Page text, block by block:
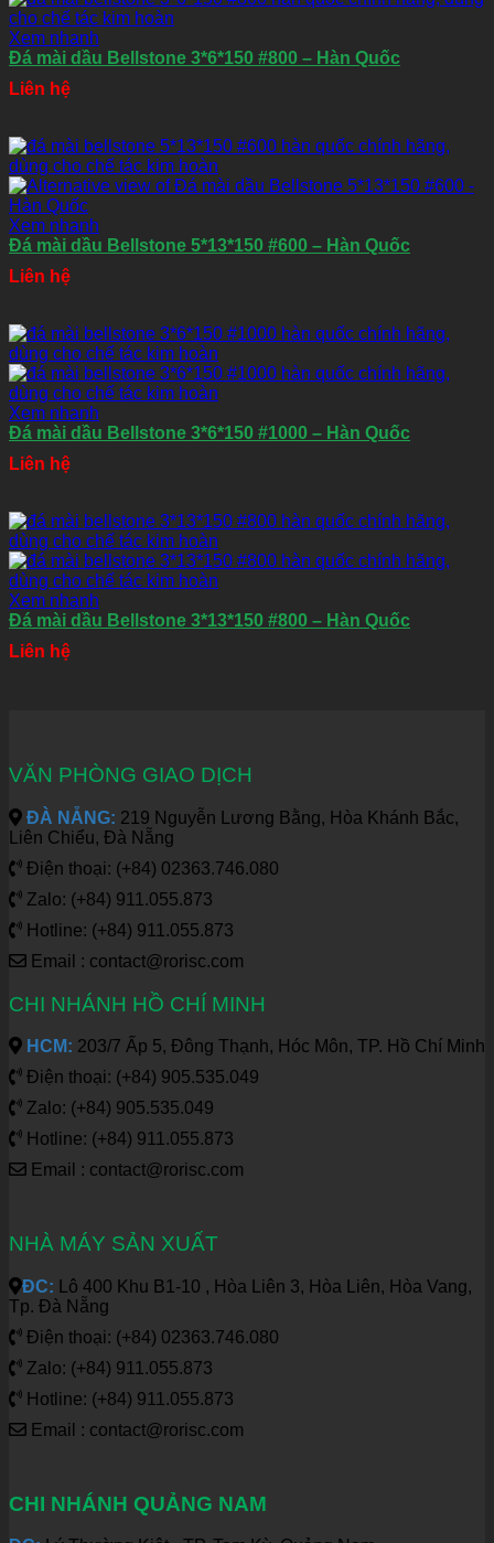
Xem nhanh
Đá mài dầu Bellstone 3*6*150 #800 – Hàn Quốc
Liên hệ
Xem nhanh
Đá mài dầu Bellstone 5*13*150 #600 – Hàn Quốc
Liên hệ
Xem nhanh
Đá mài dầu Bellstone 3*6*150 #1000 – Hàn Quốc
Liên hệ
Xem nhanh
Đá mài dầu Bellstone 3*13*150 #800 – Hàn Quốc
Liên hệ
VĂN PHÒNG GIAO DỊCH
ĐÀ NẴNG: 219 Nguyễn Lương Bằng, Hòa Khánh Bắc,
Liên Chiểu, Đà Nẵng
Điện thoại: (+84) 02363.746.080
Zalo: (+84) 911.055.873
Hotline: (+84) 911.055.873
Email : contact@rorisc.com
CHI NHÁNH HỒ CHÍ MINH
HCM: 203/7 Ấp 5, Đông Thạnh, Hóc Môn, TP. Hồ Chí Minh
Điện thoại: (+84) 905.535.049
Zalo: (+84) 905.535.049
Hotline: (+84) 911.055.873
Email : contact@rorisc.com
NHÀ MÁY SẢN XUẤT
ĐC: Lô 400 Khu B1-10 , Hòa Liên 3, Hòa Liên, Hòa Vang,
Tp. Đà Nẵng
Điện thoại: (+84) 02363.746.080
Zalo: (+84) 911.055.873
Hotline: (+84) 911.055.873
Email : contact@rorisc.com
CHI NHÁNH QUẢNG NAM